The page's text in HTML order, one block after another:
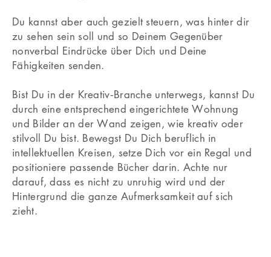
Du kannst aber auch gezielt steuern, was hinter dir
zu sehen sein soll und so Deinem Gegenüber
nonverbal Eindrücke über Dich und Deine
Fähigkeiten senden.
Bist Du in der Kreativ‐Branche unterwegs, kannst Du
durch eine entsprechend eingerichtete Wohnung
und Bilder an der Wand zeigen, wie kreativ oder
stilvoll Du bist. Bewegst Du Dich beruflich in
intellektuellen Kreisen, setze Dich vor ein Regal und
positioniere passende Bücher darin. Achte nur
darauf, dass es nicht zu unruhig wird und der
Hintergrund die ganze Aufmerksamkeit auf sich
zieht.